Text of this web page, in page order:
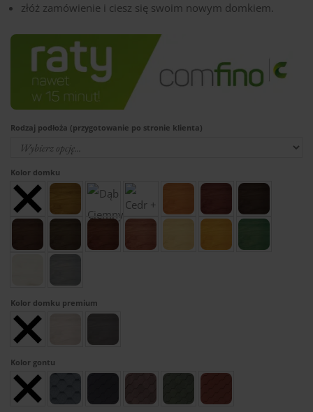
złóż zamówienie i ciesz się swoim nowym domkiem.
Rodzaj podłoża (przygotowanie po stronie klienta)
Kolor domku
Kolor domku premium
Kolor gontu